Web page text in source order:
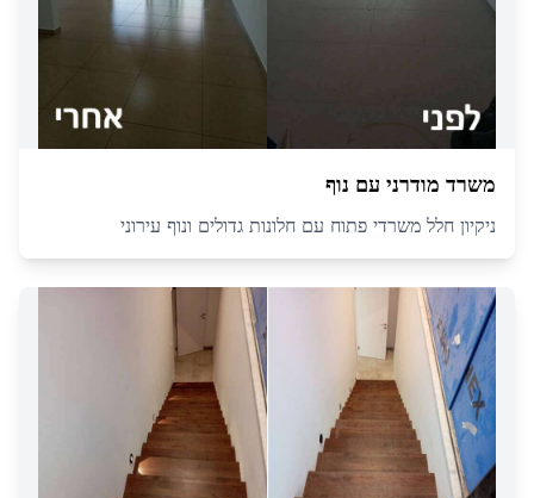
משרד מודרני עם נוף
ניקיון חלל משרדי פתוח עם חלונות גדולים ונוף עירוני